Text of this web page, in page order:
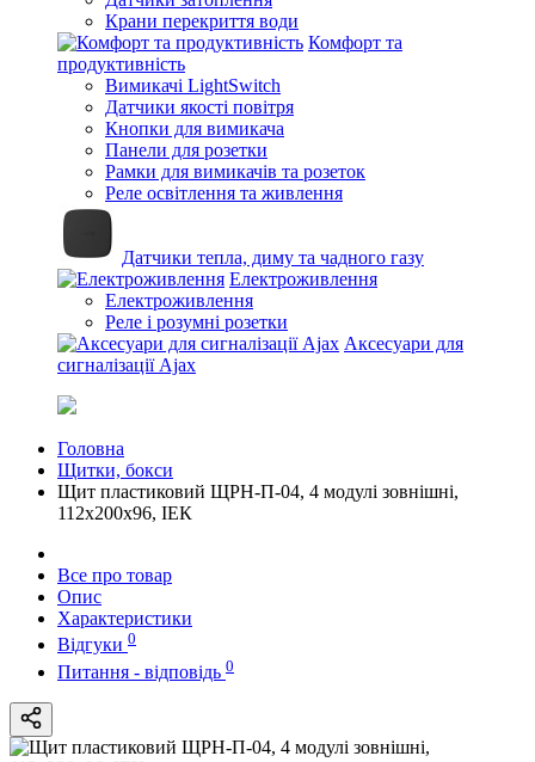
Крани перекриття води
Комфорт та
продуктивність
Вимикачі LightSwitch
Датчики якості повітря
Кнопки для вимикача
Панели для розетки
Рамки для вимикачів та розеток
Реле освітлення та живлення
Датчики тепла, диму та чадного газу
Електроживлення
Електроживлення
Реле і розумні розетки
Аксесуари для
сигналізації Ajax
Головна
Щитки, бокси
Щит пластиковий ЩРН-П-04, 4 модулі зовнішні,
112х200х96, ІЕК
Все про товар
Опис
Характеристики
Відгуки 0
Питання - відповідь 0